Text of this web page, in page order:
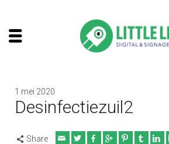
1 mei 2020
Desinfectiezuil2
Share